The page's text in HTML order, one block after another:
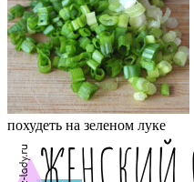
похудеть на зеленом луке